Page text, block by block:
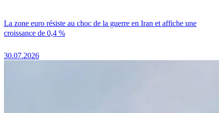
La zone euro résiste au choc de la guerre en Iran et affiche une
croissance de 0,4 %
30.07.2026